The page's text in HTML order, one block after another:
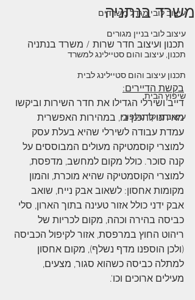
עיצוב לובי מגדל משרדים
עיצוב לובי בניין מגורים
תכנון, עיצוב והום סטיילינג למשרד
תכנון עיצוב והום סטיילינג לבית
שיפוץ הבית
עיצוב מוקד טלפוני
משרד בנתניה​
תכנון ועיצוב חדר שרות / משרד בנתניה
בקשת הדיירים:
דייב ושירלי הגדילו את חדר השירות וביקשו
מאיתנו לתכנן בו, במהירות האפשרית
עמדת עבודה לשירלי שהיא בעלת עסק
למוצרי קוסמטיקה מעולים המבוססים על
קנה סוכר. כולל מקום למחשב, מדפסת,
למוצרי הקוסמטיקה שהיא מוכרת, והמון
מקומות אחסון: לשאוב אבק נייח, שואב
אבק ידני כולל אזור טעינה בתוך הארון, סלי
כביסה בהירה וכהה, מקום לכריות של
ריהוט החוץ במרפסת, אזור לקיפול הכביסה
(ולכן הוספנו מדף נשלף), מקום אחסון
למתלה כביסה כשהוא סגור, מצעים,
מעילים ארוכים וכו'.